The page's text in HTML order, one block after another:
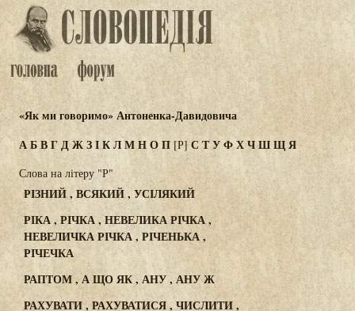
«Як ми говоримо» Антоненка-Давидовича
АБВГДЖЗІКЛМНОП [Р] С ТУФХЧШЩЯ
Слова на літеру "Р"
РІЗНИЙ , ВСЯКИЙ , УСІЛЯКИЙ
РІКА , РІЧКА , НЕВЕЛИКА РІЧКА ,
НЕВЕЛИЧКА РІЧКА , РІЧЕНЬКА ,
РІЧЕЧКА
РАПТОМ , А ЩО ЯК , АНУ , АНУ Ж
РАХУВАТИ , РАХУВАТИСЯ , ЧИСЛИТИ ,